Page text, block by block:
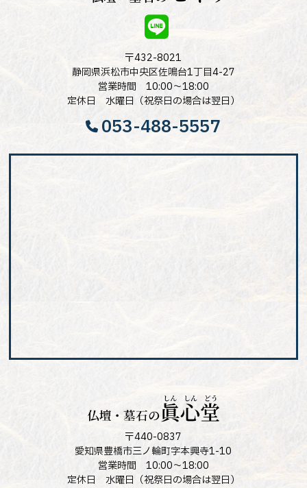
〒432-8021
静岡県浜松市中央区佐鳴台1丁目4-27
営業時間 10:00～18:00
定休日 水曜日（祝祭日の場合は翌日）
053-488-5557
〒440-0837
愛知県豊橋市三ノ輪町字本興寺1-10
営業時間 10:00～18:00
定休日 水曜日（祝祭日の場合は翌日）